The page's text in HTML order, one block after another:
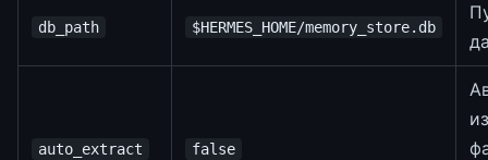
db_path $HERMES_HOME/memory_store.db
auto_extract false